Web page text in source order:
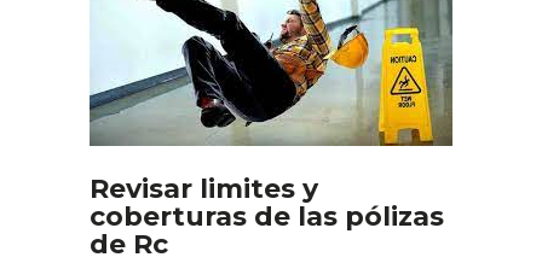
Revisar limites y
coberturas de las pólizas
de Rc